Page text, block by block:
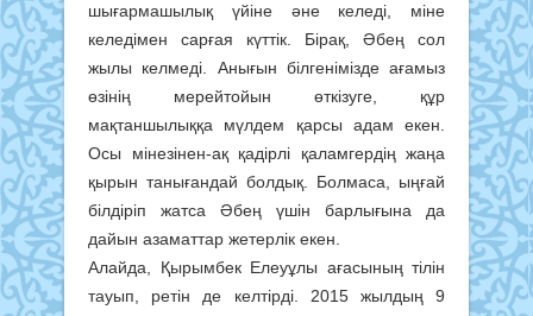
шығармашылық үйіне әне келеді, міне
келедімен сарғая күттік. Бірақ, Әбең сол
жылы келмеді. Анығын білгенімізде ағамыз
өзінің мерейтойын өткізуге, құр
мақтаншылыққа мүлдем қарсы адам екен.
Осы мінезінен-ақ қадірлі қаламгердің жаңа
қырын танығандай болдық. Болмаса, ыңғай
білдіріп жатса Әбең үшін барлығына да
дайын азаматтар жетерлік екен.
Алайда, Қырымбек Елеуұлы ағасының тілін
тауып, ретін де келтірді. 2015 жылдың 9